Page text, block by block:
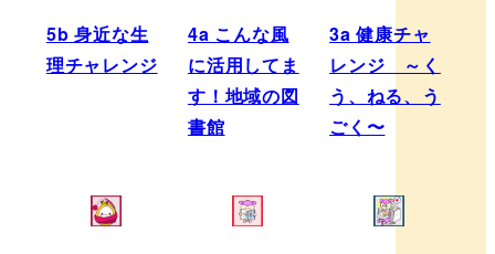
5b 身近な生
理チャレンジ
4a こんな風
に活用してま
す！地域の図
書館
3a 健康チャ
レンジ ～く
う、ねる、う
ごく〜